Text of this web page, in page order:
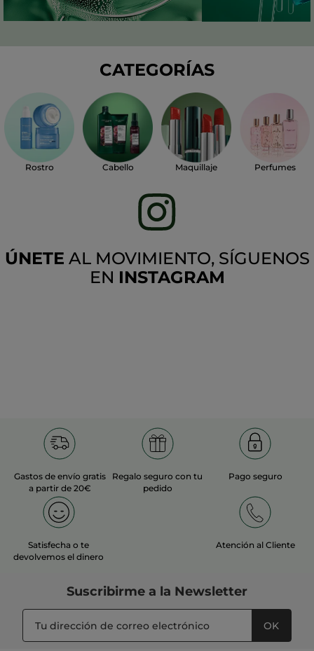
CATEGORÍAS
Rostro Cabello Maquillaje Perfumes
ÚNETE AL MOVIMIENTO, SÍGUENOS
EN INSTAGRAM
Gastos de envío gratis
a partir de 20€
Regalo seguro con tu
pedido
Pago seguro
Satisfecha o te
devolvemos el dinero
Atención al Cliente
Suscribirme a la Newsletter
OK